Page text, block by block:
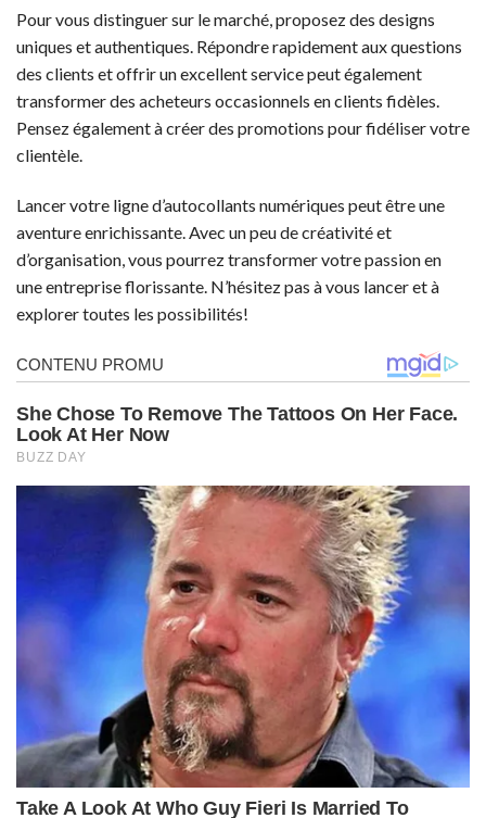
Pour vous distinguer sur le marché, proposez des designs
uniques et authentiques. Répondre rapidement aux questions
des clients et offrir un excellent service peut également
transformer des acheteurs occasionnels en clients fidèles.
Pensez également à créer des promotions pour fidéliser votre
clientèle.
Lancer votre ligne d’autocollants numériques peut être une
aventure enrichissante. Avec un peu de créativité et
d’organisation, vous pourrez transformer votre passion en
une entreprise florissante. N’hésitez pas à vous lancer et à
explorer toutes les possibilités!